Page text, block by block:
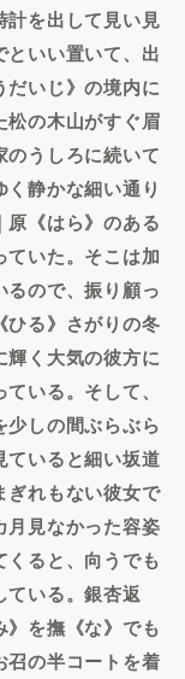
計を出して見い見
といい置いて、出
いじ》の境内に
松の木山がすぐ眉
のうしろに続いて
静かな細い通り
原《はら》のある
いた。そこは加
るので、振り顧っ
ひる》さがりの冬
く大気の彼方に
いる。そして、
少しの間ぶらぶら
ていると細い坂道
ぎれもない彼女で
月見なかった容姿
くると、向うでも
ている。銀杏返
》を撫《な》でも
召の半コートを着